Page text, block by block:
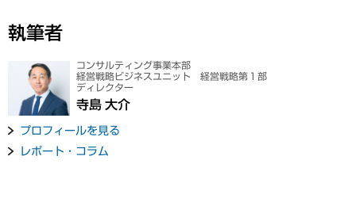
執筆者
コンサルティング事業本部
経営戦略ビジネスユニット 経営戦略第１部
ディレクター
寺島 大介
プロフィールを見る
レポート・コラム